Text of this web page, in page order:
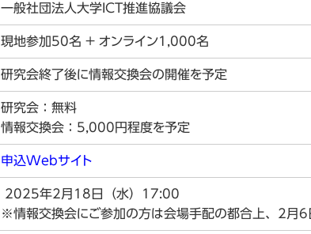
一般社団法人大学ICT推進協議会
現地参加50名 + オンライン1,000名
研究会終了後に情報交換会の開催を予定
研究会：無料
情報交換会：5,000円程度を予定
申込Webサイト
2025年2月18日（水）17:00
※情報交換会にご参加の方は会場手配の都合上、2月6